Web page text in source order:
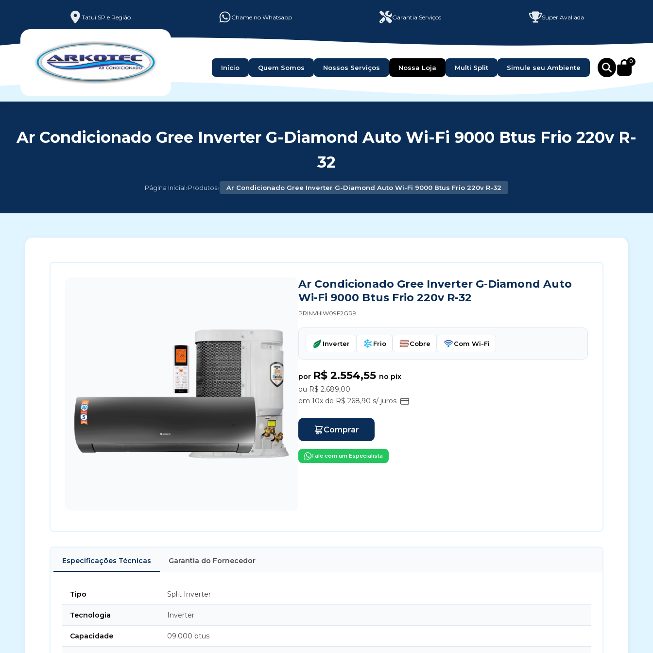
Tatuí SP e Região Chame no Whatsapp Garantia Serviços Super Avaliada
Início Quem Somos Nossos Serviços Nossa Loja Multi Split Simule seu Ambiente
0
Ar Condicionado Gree Inverter G-Diamond Auto Wi-Fi 9000 Btus Frio 220v R-
32
Página Inicial›Produtos› Ar Condicionado Gree Inverter G-Diamond Auto Wi-Fi 9000 Btus Frio 220v R-32
Ar Condicionado Gree Inverter G-Diamond Auto
Wi-Fi 9000 Btus Frio 220v R-32
PRINVHIW09F2GR9
Inverter Frio Cobre Com Wi-Fi
por R$ 2.554,55 no pix
ou R$ 2.689,00
em 10x de R$ 268,90 s/ juros
Comprar
Fale com um Especialista
Especificações Técnicas Garantia do Fornecedor
Tipo Split Inverter
Tecnologia Inverter
Capacidade 09.000 btus